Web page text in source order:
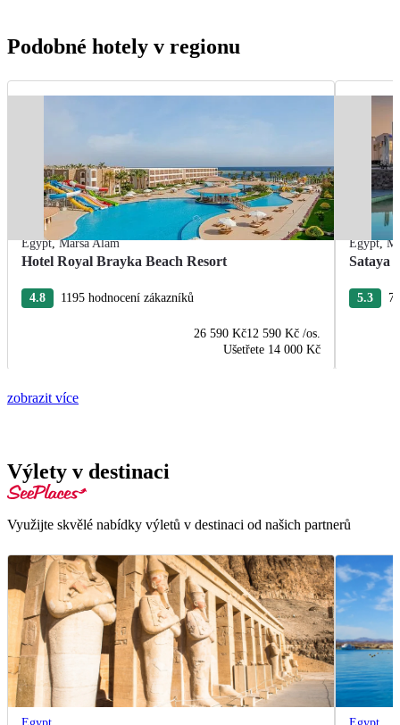
Podobné hotely v regionu
Egypt,Marsa Alam
Hotel Royal Brayka Beach Resort
4.8 1195 hodnocení zákazníků
26 590 Kč12 590 Kč /os.
Ušetřete 14 000 Kč
Egypt,
Sataya
5.3
zobrazit více
Výlety v destinaci
Využijte skvělé nabídky výletů v destinaci od našich partnerů